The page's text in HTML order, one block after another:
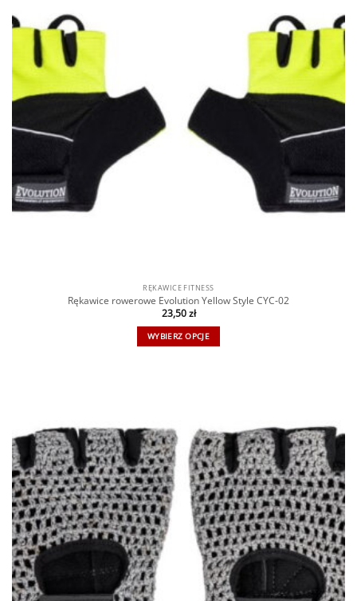
RĘKAWICE FITNESS
Rękawice rowerowe Evolution Yellow Style CYC-02
23,50zł
WYBIERZ OPCJE